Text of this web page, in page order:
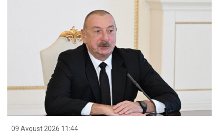
09 Avqust 2026 11:44